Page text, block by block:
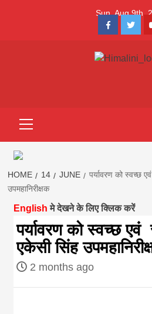
Sun. Aug 9th,
FacebookTwitter
hindi
first
Nepal
HOME 14 JUNE
पर्यावरण को स्वच्छ
उपमहानिरीक्षक
English मे देखने के लिए क्लिक करें
पर्यावरण को स्वच्छ एवं
एकेसी सिंह
2 months ago